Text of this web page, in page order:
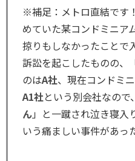
※補足：メトロ直結です
めていた某コンドミニア
掠りもしなかったことで
訴訟を起こしたものの、
のはA社、現在コンドミ
A1社という別会社なので、
ん」と一蹴され泣き寝入
いう痛ましい事件があっ